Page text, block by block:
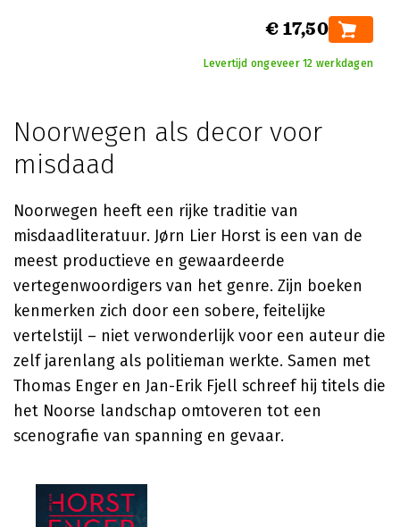
€ 17,50
Levertijd ongeveer 12 werkdagen
Noorwegen als decor voor
misdaad
Noorwegen heeft een rijke traditie van
misdaadliteratuur. Jørn Lier Horst is een van de
meest productieve en gewaardeerde
vertegenwoordigers van het genre. Zijn boeken
kenmerken zich door een sobere, feitelijke
vertelstijl – niet verwonderlijk voor een auteur die
zelf jarenlang als politieman werkte. Samen met
Thomas Enger en Jan-Erik Fjell schreef hij titels die
het Noorse landschap omtoveren tot een
scenografie van spanning en gevaar.